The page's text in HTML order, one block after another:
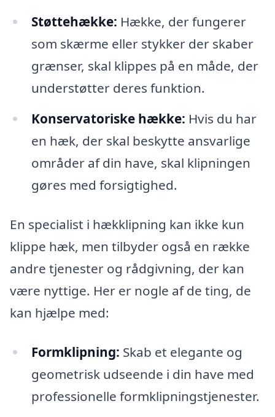
Støttehække: Hække, der fungerer
som skærme eller stykker der skaber
grænser, skal klippes på en måde, der
understøtter deres funktion.
Konservatoriske hække: Hvis du har
en hæk, der skal beskytte ansvarlige
områder af din have, skal klipningen
gøres med forsigtighed.
En specialist i hækklipning kan ikke kun
klippe hæk, men tilbyder også en række
andre tjenester og rådgivning, der kan
være nyttige. Her er nogle af de ting, de
kan hjælpe med:
Formklipning: Skab et elegante og
geometrisk udseende i din have med
professionelle formklipningstjenester.